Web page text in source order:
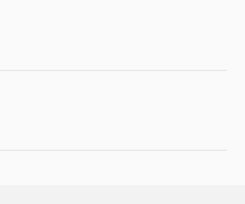
Dank der